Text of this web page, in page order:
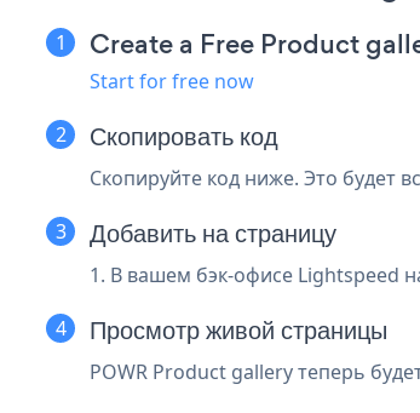
Create a Free Product
Start for free now
Скопировать код
Скопируйте код ниже. Это будет
Добавить на страницу
1. В вашем бэк-офисе Lightspeed
Просмотр живой страницы
POWR Product gallery теперь